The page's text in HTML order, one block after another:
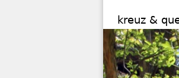
kreuz &